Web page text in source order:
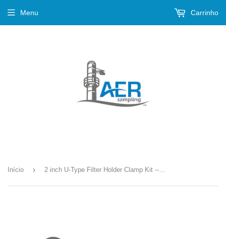
Menu Carrinho
Início › 2 inch U-Type Filter Holder Clamp Kit --- K-163